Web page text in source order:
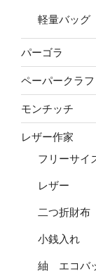
軽量バッグ
パーゴラ
ペーパークラフ
モンチッチ
レザー作家
フリーサイ
レザー
二つ折財布
小銭入れ
紬 エコバ